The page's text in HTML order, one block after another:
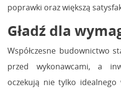
poprawki oraz większą
Gładź dla
Współczesne budownictwo
przed wykonawcami, a
oczekują nie tylko